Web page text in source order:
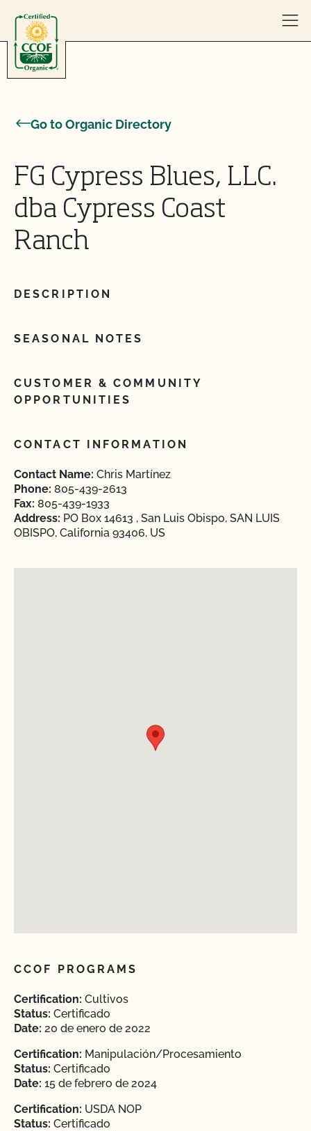
Go to Organic Directory
FG Cypress Blues, LLC.
dba Cypress Coast
Ranch
DESCRIPTION
SEASONAL NOTES
CUSTOMER & COMMUNITY
OPPORTUNITIES
CONTACT INFORMATION
Contact Name: Chris Martínez
Phone: 805-439-2613
Fax: 805-439-1933
Address: PO Box 14613 , San Luis Obispo, SAN LUIS
OBISPO, California 93406, US
CCOF PROGRAMS
Certification: Cultivos
Status: Certificado
Date: 20 de enero de 2022
Certification: Manipulación/Procesamiento
Status: Certificado
Date: 15 de febrero de 2024
Certification: USDA NOP
Status: Certificado